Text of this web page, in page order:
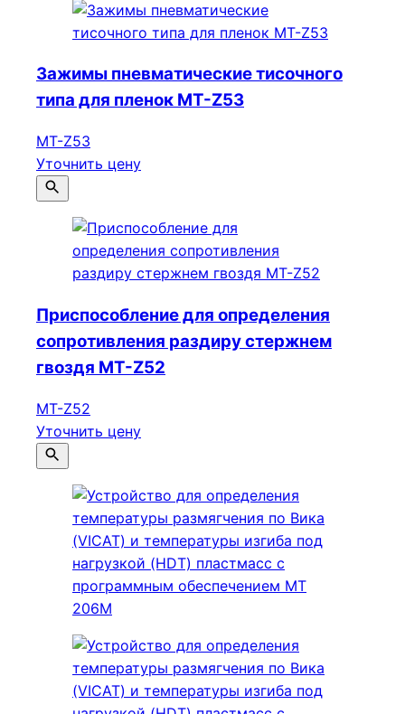
Зажимы пневматические тисочного
типа для пленок МТ-Z53
МТ-Z53
Уточнить цену
Приспособление для определения
сопротивления раздиру стержнем
гвоздя MT-Z52
MT-Z52
Уточнить цену